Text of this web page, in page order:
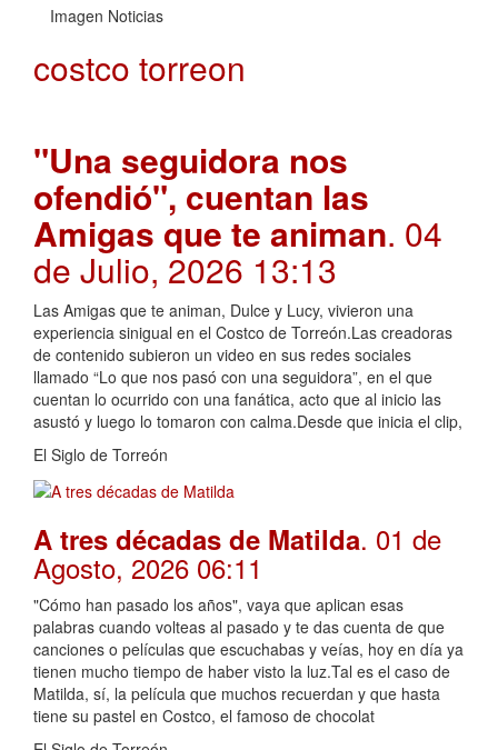
Imagen Noticias
costco torreon
"Una seguidora nos
ofendió", cuentan las
Amigas que te animan. 04
de Julio, 2026 13:13
Las Amigas que te animan, Dulce y Lucy, vivieron una
experiencia sinigual en el Costco de Torreón.Las creadoras
de contenido subieron un video en sus redes sociales
llamado “Lo que nos pasó con una seguidora”, en el que
cuentan lo ocurrido con una fanática, acto que al inicio las
asustó y luego lo tomaron con calma.Desde que inicia el clip,
El Siglo de Torreón
A tres décadas de Matilda. 01 de
Agosto, 2026 06:11
"Cómo han pasado los años", vaya que aplican esas
palabras cuando volteas al pasado y te das cuenta de que
canciones o películas que escuchabas y veías, hoy en día ya
tienen mucho tiempo de haber visto la luz.Tal es el caso de
Matilda, sí, la película que muchos recuerdan y que hasta
tiene su pastel en Costco, el famoso de chocolat